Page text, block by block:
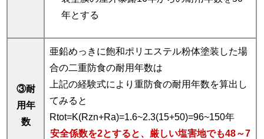
年とする
③耐
用年
数
亜鉛めっきに飽和ポリエステル粉体塗装した場
合の二重防食の耐用年数は
上記の経験式により重防食の耐用年数を算出し
てみると
Rtot=K(Rzn+Ra)=1.6~2.3(15+50)=96~150年
安全係数を2とすると、厳しい塩害地でも48～7